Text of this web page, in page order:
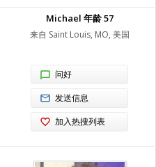
Michael 年龄 57
来自 Saint Louis, MO, 美国
问好
发送信息
加入热搜列表